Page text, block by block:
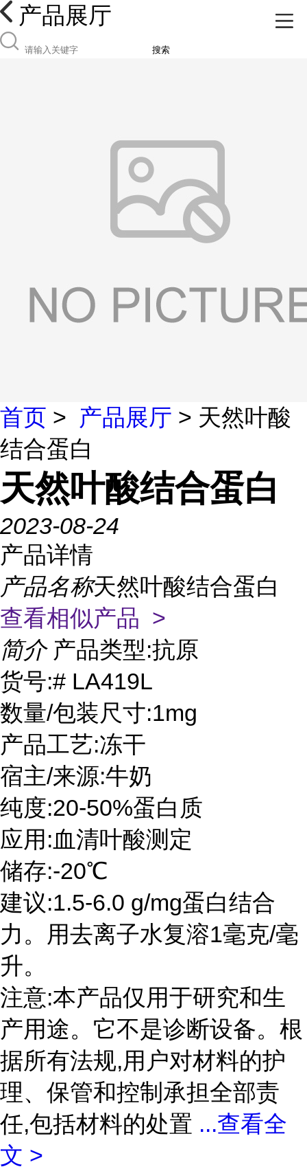
产品展厅
搜索
首页 > 产品展厅 > 天然叶酸
结合蛋白
天然叶酸结合蛋白
2023-08-24
产品详情
产品名称天然叶酸结合蛋白
查看相似产品 >
简介 产品类型:抗原
货号:# LA419L
数量/包装尺寸:1mg
产品工艺:冻干
宿主/来源:牛奶
纯度:20-50%蛋白质
应用:血清叶酸测定
储存:-20℃
建议:1.5-6.0 g/mg蛋白结合
力。用去离子水复溶1毫克/毫
升。
注意:本产品仅用于研究和生
产用途。它不是诊断设备。根
据所有法规,用户对材料的护
理、保管和控制承担全部责
任,包括材料的处置 ...查看全
文 >